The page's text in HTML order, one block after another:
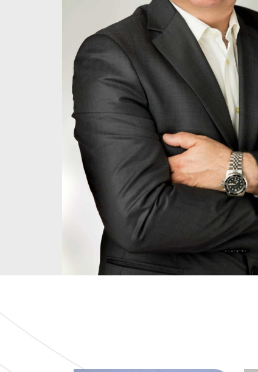
Κώστας Λόλας
Διευθυντής Φυσικοθεραπείας και
Αποκατάστασης Κέντρου Ηρακλείου
Βιογραφικό